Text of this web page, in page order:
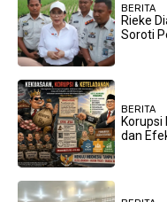
BERITA
Rieke
Soroti
BERITA
dan